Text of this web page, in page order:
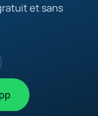
et sans